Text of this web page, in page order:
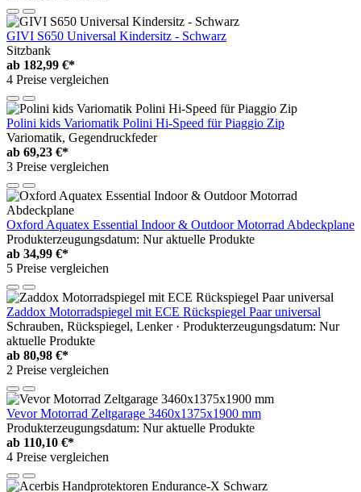
GIVI S650 Universal Kindersitz - Schwarz
Sitzbank
ab 182,99 €*
4 Preise vergleichen
Polini kids Variomatik Polini Hi-Speed für Piaggio Zip
Variomatik, Gegendruckfeder
ab 69,23 €*
3 Preise vergleichen
Oxford Aquatex Essential Indoor & Outdoor Motorrad Abdeckplane
Produkterzeugungsdatum: Nur aktuelle Produkte
ab 34,99 €*
5 Preise vergleichen
Zaddox Motorradspiegel mit ECE Rückspiegel Paar universal
Schrauben, Rückspiegel, Lenker · Produkterzeugungsdatum: Nur
aktuelle Produkte
ab 80,98 €*
2 Preise vergleichen
Vevor Motorrad Zeltgarage 3460x1375x1900 mm
Produkterzeugungsdatum: Nur aktuelle Produkte
ab 110,10 €*
4 Preise vergleichen